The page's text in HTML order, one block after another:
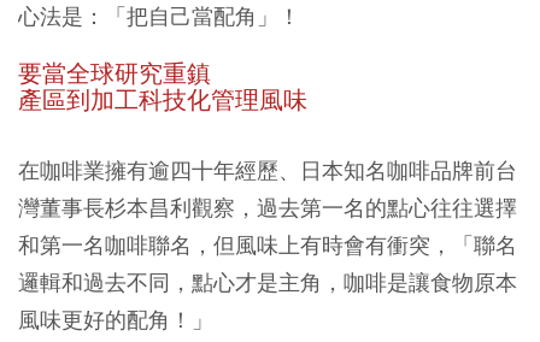
心法是：「把自己當配角」！
要當全球研究重鎮
產區到加工科技化管理風味
在咖啡業擁有逾四十年經歷、日本知名咖啡品牌前台
灣董事長杉本昌利觀察，過去第一名的點心往往選擇
和第一名咖啡聯名，但風味上有時會有衝突，「聯名
邏輯和過去不同，點心才是主角，咖啡是讓食物原本
風味更好的配角！」